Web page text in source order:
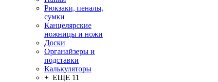
Рюкзаки, пеналы,
сумки
Канцелярские
ножницы и ножи
Доски
Органайзеры и
подставки
Калькуляторы
+ ЕЩЕ 11